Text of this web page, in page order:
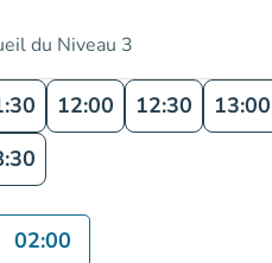
du Niveau 3
12:00 12:30 13:00
02:00